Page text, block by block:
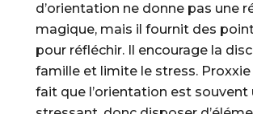
d’orientation ne donne pas une
magique, mais il fournit des
pour réfléchir. Il encourage la
famille et limite le stress.
fait que l’orientation est